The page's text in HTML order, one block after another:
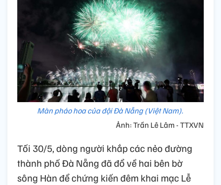
Màn pháo hoa của đội Đà Nẵng (Việt Nam).
Ảnh: Trần Lê Lâm - TTXVN
Tối 30/5, dòng người khắp các nẻo đường
thành phố Đà Nẵng đã đổ về hai bên bờ
sông Hàn để chứng kiến đêm khai mạc Lễ